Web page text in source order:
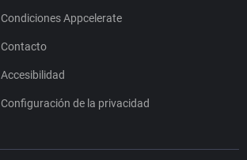
Condiciones Appcelerate
Contacto
Accesibilidad
Configuración de la privacidad